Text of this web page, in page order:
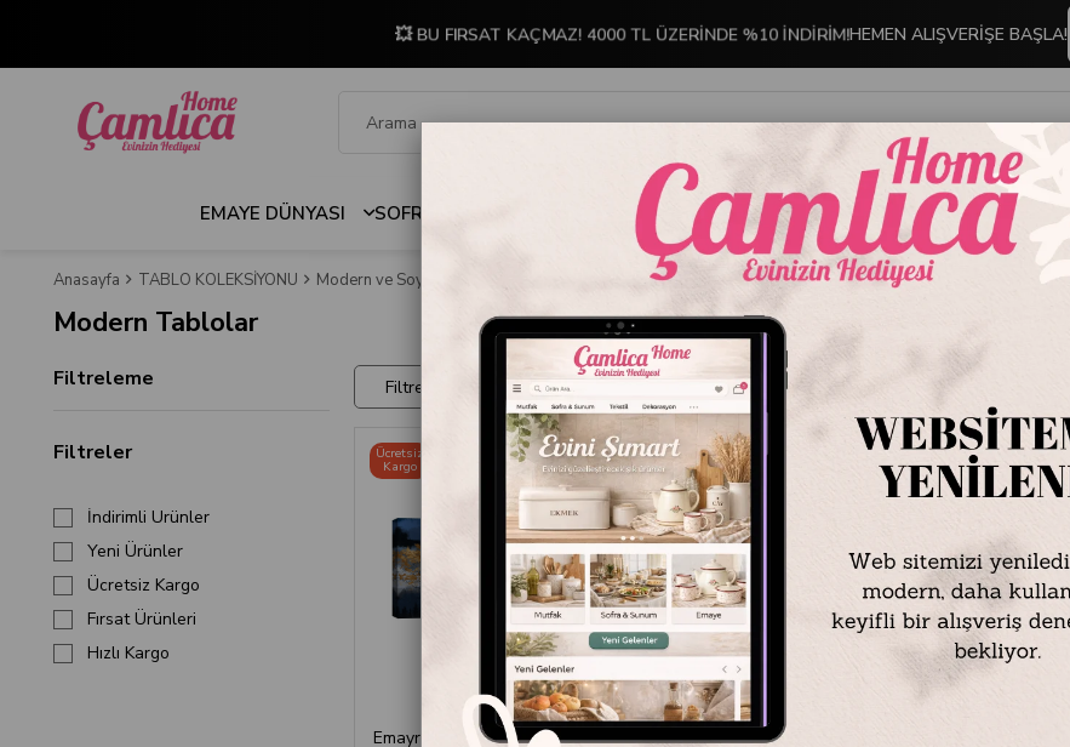
💥 BU FIRSAT KAÇMAZ! 4000 TL ÜZERİNDE %10 İNDİRİM!HEMEN ALIŞVERİŞE BAŞLA!
EMAYE DÜNYASI SOFRA & MUTFAK İNDİRİMLİ ÜRÜNLER DEKORASYON TABLO KOLEKSİYONU
Anasayfa TABLO KOLEKSİYONU Modern ve Soyut Tablolar
Modern Tablolar
Filtreleme
Filtreler
İndirimli Ürünler
Yeni Ürünler
Ücretsiz Kargo
Fırsat Ürünleri
Hızlı Kargo
Filtreler
Emayra Altın Varak Detaylı Lacivert Soyut Yağlı Boya Efektli Dokulu Tablo
Ücretsiz
Kargo